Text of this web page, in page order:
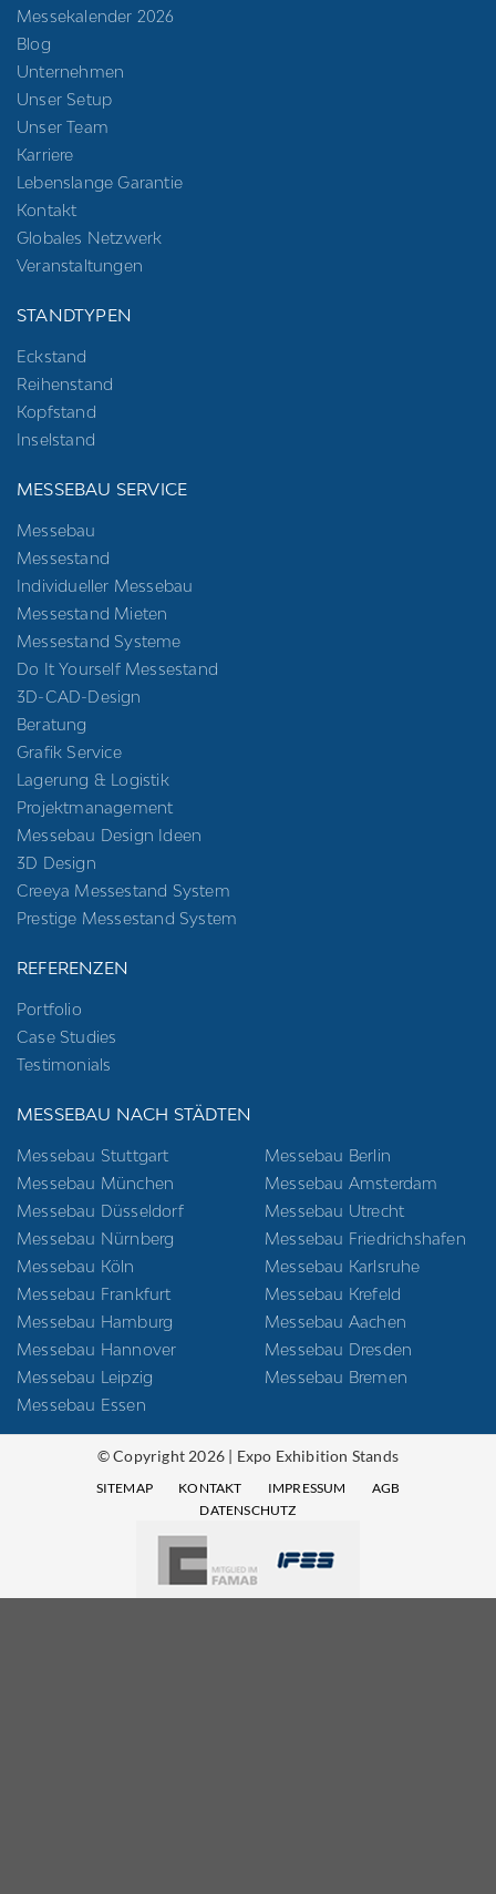
Messekalender 2026
Blog
Unternehmen
Unser Setup
Unser Team
Karriere
Lebenslange Garantie
Kontakt
Globales Netzwerk
Veranstaltungen
STANDTYPEN
Eckstand
Reihenstand
Kopfstand
Inselstand
MESSEBAU SERVICE
Messebau
Messestand
Individueller Messebau
Messestand Mieten
Messestand Systeme
Do It Yourself Messestand
3D-CAD-Design
Beratung
Grafik Service
Lagerung & Logistik
Projektmanagement
Messebau Design Ideen
3D Design
Creeya Messestand System
Prestige Messestand System
REFERENZEN
Portfolio
Case Studies
Testimonials
MESSEBAU NACH STÄDTEN
Messebau Stuttgart
Messebau München
Messebau Düsseldorf
Messebau Nürnberg
Messebau Köln
Messebau Frankfurt
Messebau Hamburg
Messebau Hannover
Messebau Leipzig
Messebau Essen
Messebau Berlin
Messebau Amsterdam
Messebau Utrecht
Messebau Friedrichshafen
Messebau Karlsruhe
Messebau Krefeld
Messebau Aachen
Messebau Dresden
Messebau Bremen
© Copyright 2026 | Expo Exhibition Stands
SITEMAP KONTAKT IMPRESSUM
AGB
DATENSCHUTZ